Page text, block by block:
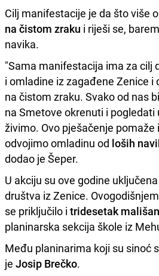
Cilj manifestacije je da što više
na čistom zraku i riješi se,
navika.
"Sama manifestacija ima za cilj
i omladine iz zagađene Zenice i
na čistom zraku. Svako od nas
na Smetove okrenuti i pogledati
živimo. Ovo pješačenje
odvojimo omladinu od loših
dodao je Šeper.
U akciju su ove godine
društva iz Zenice.
se priključilo i tridesetak
planinarska sekcija škole iz
Među planinarima koji su sinoć
je Josip Brečko.